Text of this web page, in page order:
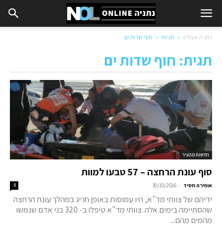
נתניה און ליין תגיות חוף שדות ים
תגית: חוף שדות ים
חדשות מהעיר
סוף עונת הרחצה – 57 טבעו למוות
אופירה חסיד -
30/10/2016
0
ידיהם של צוותי מד"א, היו עמוסות באופן חריג במהלך עונת הרחצה
שהסתיימה בימים אלה. צוותי מד"א טיפלו ב- 320 בני אדם שנמשו
מהמים מהם...